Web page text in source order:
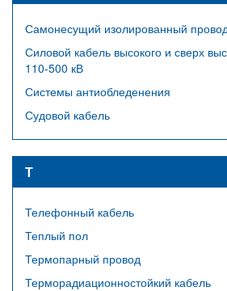
Самонесущий изолированный
Силовой кабель высокого и сверх
110-500 кВ
Системы антиобледенения
Судовой кабель
Т
Телефонный кабель
Теплый пол
Термопарный провод
Терморадиационностойкий кабель